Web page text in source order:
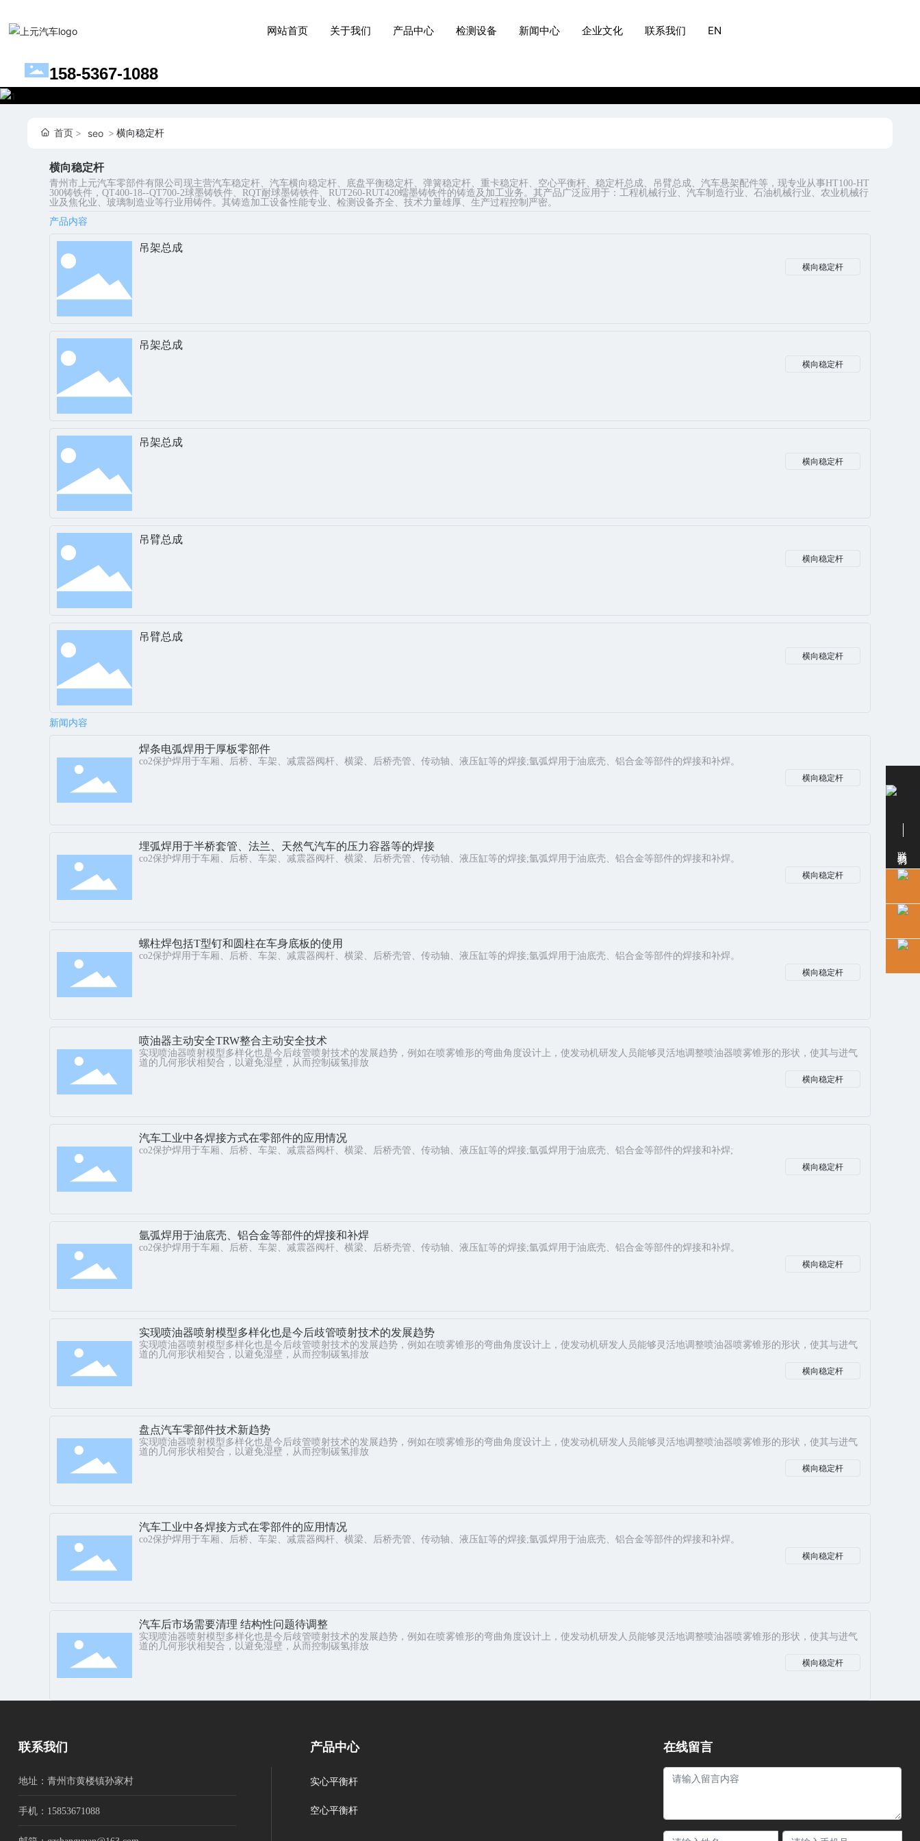
网站首页 关于我们 产品中心 检测设备 新闻中心 企业文化 联系我们 EN
158-5367-1088
首页 seo 横向稳定杆
横向稳定杆
青州市上元汽车零部件有限公司现主营汽车稳定杆、汽车横向稳定杆、底盘平衡稳定杆、弹簧稳定杆、重卡稳定杆、空心平衡杆、稳定杆总成、吊臂总成、汽车悬架配件等，现专业从事HT100-HT
300铸铁件，QT400-18--QT700-2球墨铸铁件、RQT耐球墨铸铁件、RUT260-RUT420蠕墨铸铁件的铸造及加工业务。其产品广泛应用于：工程机械行业、汽车制造行业、石油机械行业、农业机械行
业及焦化业、玻璃制造业等行业用铸件。其铸造加工设备性能专业、检测设备齐全、技术力量雄厚、生产过程控制严密。
产品内容
吊架总成
横向稳定杆
吊架总成
横向稳定杆
吊架总成
横向稳定杆
吊臂总成
横向稳定杆
吊臂总成
横向稳定杆
新闻内容
焊条电弧焊用于厚板零部件
co2保护焊用于车厢、后桥、车架、减震器阀杆、横梁、后桥壳管、传动轴、液压缸等的焊接;氩弧焊用于油底壳、铝合金等部件的焊接和补焊。
横向稳定杆
埋弧焊用于半桥套管、法兰、天然气汽车的压力容器等的焊接
co2保护焊用于车厢、后桥、车架、减震器阀杆、横梁、后桥壳管、传动轴、液压缸等的焊接;氩弧焊用于油底壳、铝合金等部件的焊接和补焊。
横向稳定杆
螺柱焊包括T型钉和圆柱在车身底板的使用
co2保护焊用于车厢、后桥、车架、减震器阀杆、横梁、后桥壳管、传动轴、液压缸等的焊接;氩弧焊用于油底壳、铝合金等部件的焊接和补焊。
横向稳定杆
喷油器主动安全TRW整合主动安全技术
实现喷油器喷射模型多样化也是今后歧管喷射技术的发展趋势，例如在喷雾锥形的弯曲角度设计上，使发动机研发人员能够灵活地调整喷油器喷雾锥形的形状，使其与进气
道的几何形状相契合，以避免湿壁，从而控制碳氢排放
横向稳定杆
汽车工业中各焊接方式在零部件的应用情况
co2保护焊用于车厢、后桥、车架、减震器阀杆、横梁、后桥壳管、传动轴、液压缸等的焊接;氩弧焊用于油底壳、铝合金等部件的焊接和补焊;
横向稳定杆
氩弧焊用于油底壳、铝合金等部件的焊接和补焊
co2保护焊用于车厢、后桥、车架、减震器阀杆、横梁、后桥壳管、传动轴、液压缸等的焊接;氩弧焊用于油底壳、铝合金等部件的焊接和补焊。
横向稳定杆
实现喷油器喷射模型多样化也是今后歧管喷射技术的发展趋势
实现喷油器喷射模型多样化也是今后歧管喷射技术的发展趋势，例如在喷雾锥形的弯曲角度设计上，使发动机研发人员能够灵活地调整喷油器喷雾锥形的形状，使其与进气
道的几何形状相契合，以避免湿壁，从而控制碳氢排放
横向稳定杆
盘点汽车零部件技术新趋势
实现喷油器喷射模型多样化也是今后歧管喷射技术的发展趋势，例如在喷雾锥形的弯曲角度设计上，使发动机研发人员能够灵活地调整喷油器喷雾锥形的形状，使其与进气
道的几何形状相契合，以避免湿壁，从而控制碳氢排放
横向稳定杆
汽车工业中各焊接方式在零部件的应用情况
co2保护焊用于车厢、后桥、车架、减震器阀杆、横梁、后桥壳管、传动轴、液压缸等的焊接;氩弧焊用于油底壳、铝合金等部件的焊接和补焊。
横向稳定杆
汽车后市场需要清理 结构性问题待调整
实现喷油器喷射模型多样化也是今后歧管喷射技术的发展趋势，例如在喷雾锥形的弯曲角度设计上，使发动机研发人员能够灵活地调整喷油器喷雾锥形的形状，使其与进气
道的几何形状相契合，以避免湿壁，从而控制碳氢排放
横向稳定杆
联系我们
地址：青州市黄楼镇孙家村
手机：15853671088
产品中心
实心平衡杆
空心平衡杆
在线留言